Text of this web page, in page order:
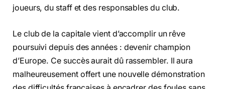
joueurs, du staff et des responsables du club.
Le club de la capitale vient d’accomplir un rêve
poursuivi depuis des années : devenir champion
d’Europe. Ce succès aurait dû rassembler. Il aura
malheureusement offert une nouvelle démonstration